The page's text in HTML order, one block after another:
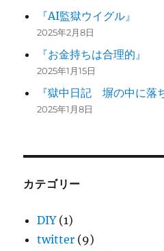
『AI監獄ウイグル』
2025年2月8日
『お金持ちは合理的』
2025年1月15日
『獄中日記 塀の中に落
2025年1月8日
カテゴリー
DIY(1)
twitter (9)